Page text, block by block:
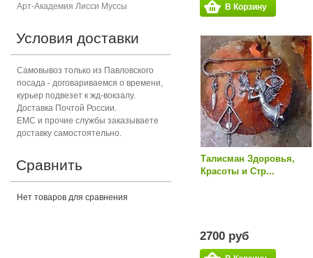
В Корзину
Талисман Здоровья,
Красоты и Стр...
2700 руб
Арт-Академия Лисси Муссы
Условия доставки
Самовывоз только из Павловского
посада - договариваемся о времени,
курьер подвезет к жд-вокзалу.
Доставка Почтой России.
ЕМС и прочие службы заказываете
доставку самостоятельно.
Сравнить
Нет товаров для сравнения